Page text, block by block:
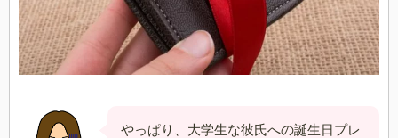
やっぱり、大学生な彼氏への誕生日プレ